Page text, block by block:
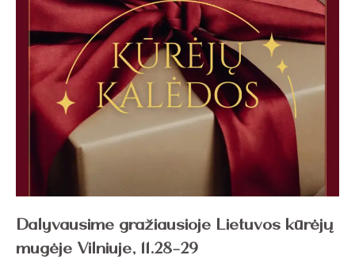
Dalyvausime gražiausioje Lietuvos kūrėjų
mugėje Vilniuje, 11.28-29